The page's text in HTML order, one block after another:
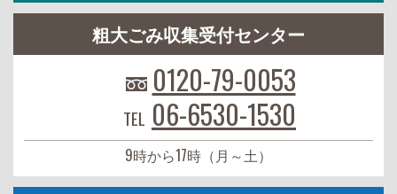
粗大ごみ収集受付センター
0120-79-0053
TEL 06-6530-1530
9時から17時（月～土）